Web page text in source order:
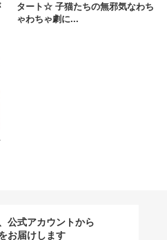
タート☆ 子猫たちの無邪気なわち
ゃわちゃ劇に...
公式アカウントから
お届けします
ウンロードする